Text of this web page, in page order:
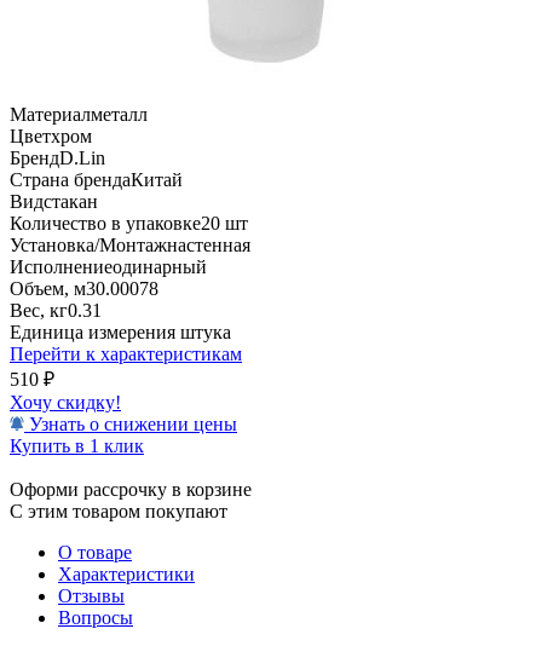
Материалметалл
Цветхром
БрендD.Lin
Страна брендаКитай
Видстакан
Количество в упаковке20 шт
Установка/Монтажнастенная
Исполнениеодинарный
Объем, м30.00078
Вес, кг0.31
Единица измерения штука
Перейти к характеристикам
510 ₽
Хочу скидку!
Узнать о снижении цены
Купить в 1 клик
Оформи рассрочку в корзине
С этим товаром покупают
О товаре
Характеристики
Отзывы
Вопросы